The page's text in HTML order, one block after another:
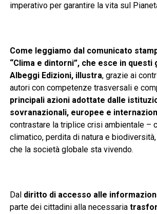
imperativo per garantire la vita sul
Come leggiamo dal comunicato
“Clima e dintorni”, che esce in questi
Albeggi Edizioni, illustra, grazie ai
autori con competenze trasversali e
principali azioni adottate dalle
sovranazionali, europee e
contrastare la triplice crisi ambientale –
climatico, perdita di natura e
che la società globale sta vivendo.
Dal diritto di accesso alle
parte dei cittadini alla necessaria